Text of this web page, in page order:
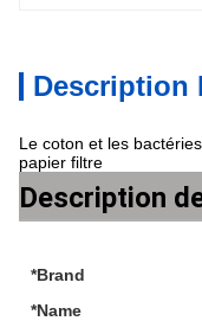
Description
Le coton et les
papier filtre
Description
*Brand
*Name